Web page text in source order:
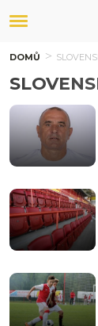
DOMŮ